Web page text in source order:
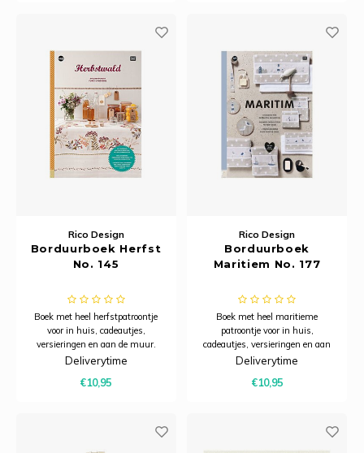
Rico Design
Borduurboek Herfst
No. 145
Boek met heel herfstpatroontje
voor in huis, cadeautjes,
versieringen en aan de muur.
Deliverytime
€10,95
Rico Design
Borduurboek
Maritiem No. 177
Boek met heel maritieme
patroontje voor in huis,
cadeautjes, versieringen en aan
de muur. Klik op de foto om meer
Deliverytime
€10,95